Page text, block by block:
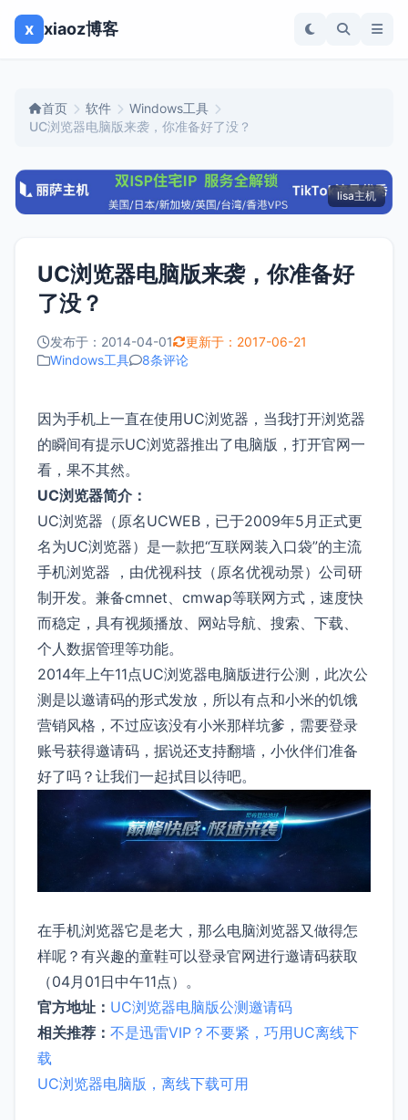
x xiaoz博客
首页 软件
Windows工具
UC浏览器电脑版来袭，你准备好了没？
lisa主机
UC浏览器电脑版来袭，你准备好
了没？
发布于：2014-04-01
更新于：2017-06-21
Windows工具
8条评论
因为手机上一直在使用UC浏览器，当我打开浏览器
的瞬间有提示UC浏览器推出了电脑版，打开官网一
看，果不其然。
UC浏览器简介：
UC浏览器（原名UCWEB，已于2009年5月正式更
名为UC浏览器）是一款把“互联网装入口袋”的主流
手机浏览器 ，由优视科技（原名优视动景）公司研
制开发。兼备cmnet、cmwap等联网方式，速度快
而稳定，具有视频播放、网站导航、搜索、下载、
个人数据管理等功能。
2014年上午11点UC浏览器电脑版进行公测，此次公
测是以邀请码的形式发放，所以有点和小米的饥饿
营销风格，不过应该没有小米那样坑爹，需要登录
账号获得邀请码，据说还支持翻墙，小伙伴们准备
好了吗？让我们一起拭目以待吧。
在手机浏览器它是老大，那么电脑浏览器又做得怎
样呢？有兴趣的童鞋可以登录官网进行邀请码获取
（04月01日中午11点）。
官方地址： UC浏览器电脑版公测邀请码
相关推荐： 不是迅雷VIP？不要紧，巧用UC离线下
载
UC浏览器电脑版，离线下载可用